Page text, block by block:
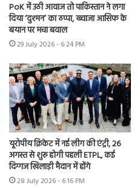
PoK में उठी आवाज तो पाकिस्तान ने लगा
दिया ‘दुश्मन’ का ठप्पा, ख्वाजा आसिफ के
बयान पर मचा बवाल
29 July 2026 - 6:24 PM
यूरोपीय क्रिकेट में नई लीग की एंट्री, 26
अगस्त से शुरू होगी पहली ETPL, कई
दिग्गज खिलाड़ी मैदान में होंगे
28 July 2026 - 6:16 PM